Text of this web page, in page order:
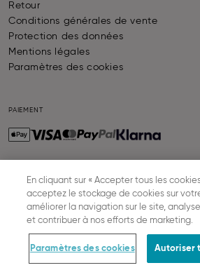
Retour
Conditions générales de vente
Protection des données
Mentions légales
Paramètres des cookies
PAIEMENT
LIVRAISON
© SLOGGI2026ALL RIGHTS RESERVED
En cliquant sur « Accepter tous les
acceptez le stockage de cookies sur
améliorer la navigation sur le site,
et contribuer à nos efforts de marketing.
Paramètres des cookies Autoriser